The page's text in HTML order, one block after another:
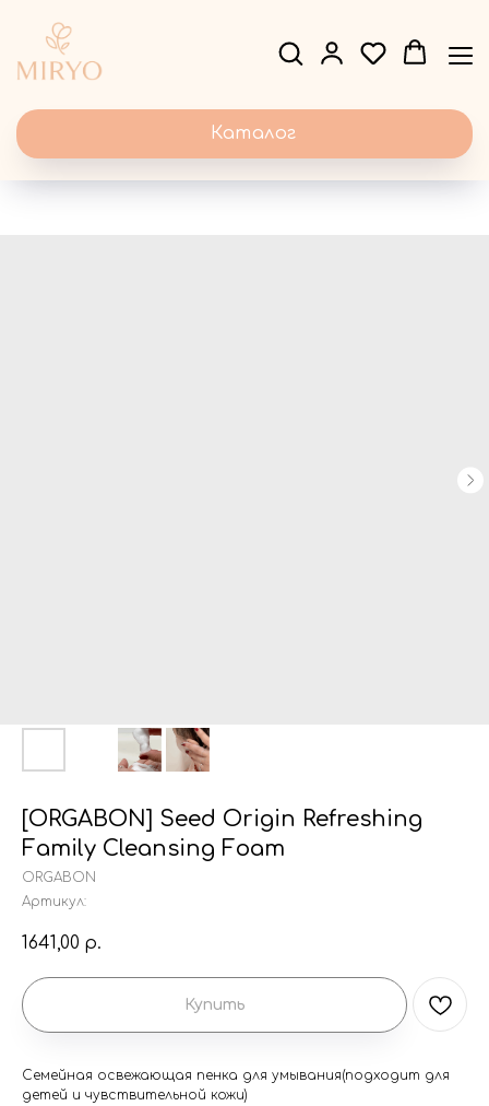
Каталог
[ORGABON] Seed Origin Refreshing
Family Cleansing Foam
ORGABON
Артикул:
1641,00 р.
Купить
Семейная освежающая пенка для умывания(подходит для
детей и чувствительной кожи)